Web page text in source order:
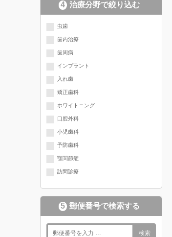
4 治療分野で絞り込む
現在選択されている分野にチェッ
クが入っています
虫歯
歯内治療
歯周病
インプラント
入れ歯
矯正歯科
ホワイトニング
口腔外科
小児歯科
予防歯科
顎関節症
訪問診療
5 郵便番号で検索する
検索